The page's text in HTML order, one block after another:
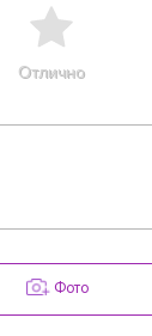
Отлично
Фото